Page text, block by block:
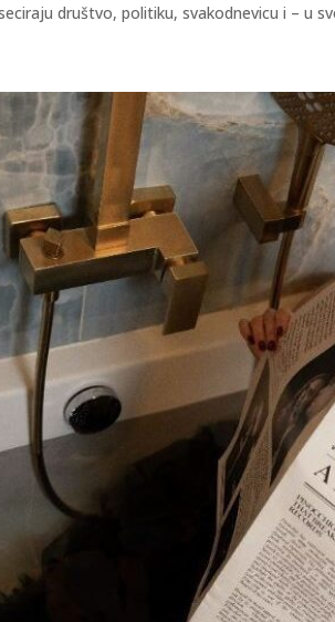
društvo, politiku, svakodnevicu i – u